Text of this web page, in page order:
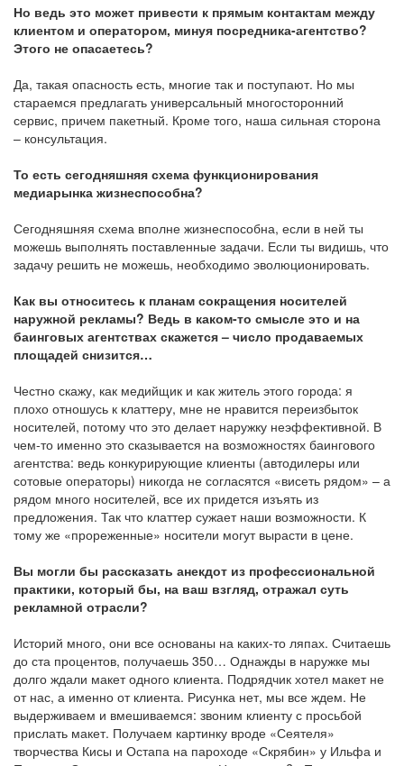
Но ведь это может привести к прямым контактам между
клиентом и оператором, минуя посредника-агентство?
Этого не опасаетесь?
Да, такая опасность есть, многие так и поступают. Но мы
стараемся предлагать универсальный многосторонний
сервис, причем пакетный. Кроме того, наша сильная сторона
– консультация.
То есть сегодняшняя схема функционирования
медиарынка жизнеспособна?
Сегодняшняя схема вполне жизнеспособна, если в ней ты
можешь выполнять поставленные задачи. Если ты видишь, что
задачу решить не можешь, необходимо эволюционировать.
Как вы относитесь к планам сокращения носителей
наружной рекламы? Ведь в каком-то смысле это и на
баинговых агентствах скажется – число продаваемых
площадей снизится…
Честно скажу, как медийщик и как житель этого города: я
плохо отношусь к клаттеру, мне не нравится переизбыток
носителей, потому что это делает наружку неэффективной. В
чем-то именно это сказывается на возможностях баингового
агентства: ведь конкурирующие клиенты (автодилеры или
сотовые операторы) никогда не согласятся «висеть рядом» – а
рядом много носителей, все их придется изъять из
предложения. Так что клаттер сужает наши возможности. К
тому же «прореженные» носители могут вырасти в цене.
Вы могли бы рассказать анекдот из профессиональной
практики, который бы, на ваш взгляд, отражал суть
рекламной отрасли?
Историй много, они все основаны на каких-то ляпах. Считаешь
до ста процентов, получаешь 350… Однажды в наружке мы
долго ждали макет одного клиента. Подрядчик хотел макет не
от нас, а именно от клиента. Рисунка нет, мы все ждем. Не
выдерживаем и вмешиваемся: звоним клиенту с просьбой
прислать макет. Получаем картинку вроде «Сеятеля»
творчества Кисы и Остапа на пароходе «Скрябин» у Ильфа и